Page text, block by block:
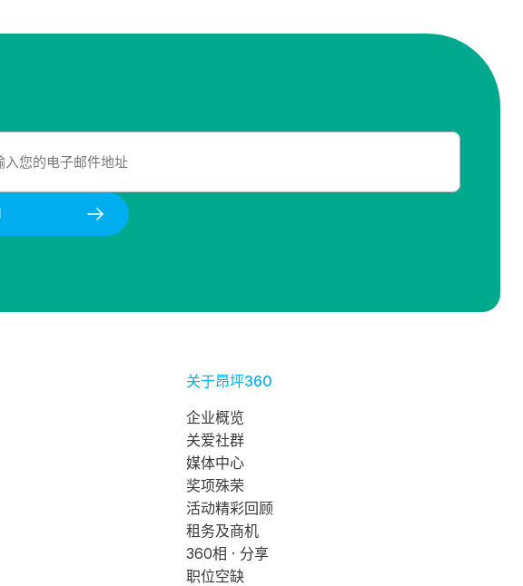
关于昂坪360
企业概览
关爱社群
媒体中心
奖项殊荣
活动精彩回顾
租务及商机
360相 · 分享
职位空缺